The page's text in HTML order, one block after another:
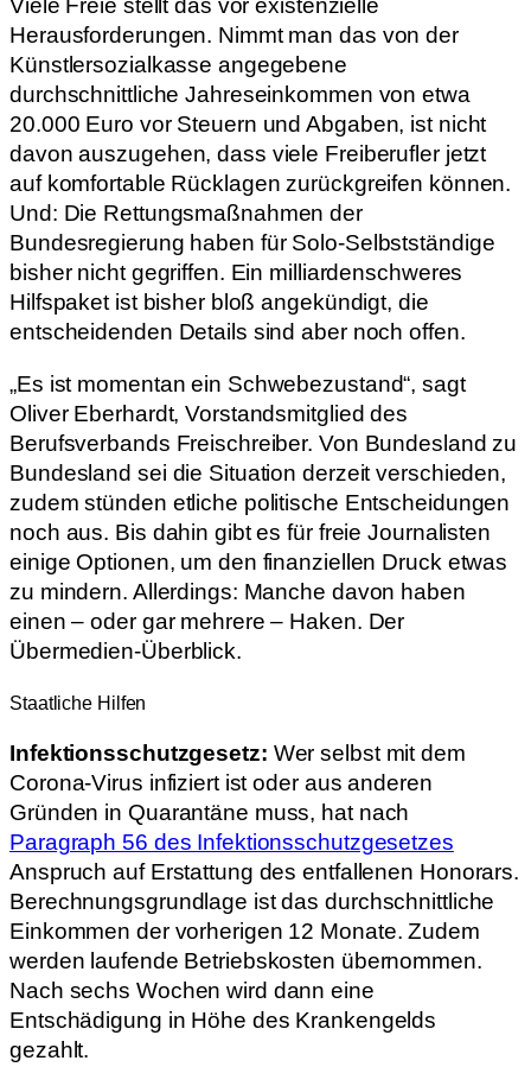
Viele Freie stellt das vor existenzielle
Herausforderungen. Nimmt man das von der
Künstlersozialkasse angegebene
durchschnittliche Jahreseinkommen von etwa
20.000 Euro vor Steuern und Abgaben, ist nicht
davon auszugehen, dass viele Freiberufler jetzt
auf komfortable Rücklagen zurückgreifen können.
Und: Die Rettungsmaßnahmen der
Bundesregierung haben für Solo-Selbstständige
bisher nicht gegriffen. Ein milliardenschweres
Hilfspaket ist bisher bloß angekündigt, die
entscheidenden Details sind aber noch offen.
„Es ist momentan ein Schwebezustand“, sagt
Oliver Eberhardt, Vorstandsmitglied des
Berufsverbands Freischreiber. Von Bundesland zu
Bundesland sei die Situation derzeit verschieden,
zudem stünden etliche politische Entscheidungen
noch aus. Bis dahin gibt es für freie Journalisten
einige Optionen, um den finanziellen Druck etwas
zu mindern. Allerdings: Manche davon haben
einen – oder gar mehrere – Haken. Der
Übermedien-Überblick.
Staatliche Hilfen
Infektionsschutzgesetz: Wer selbst mit dem
Corona-Virus infiziert ist oder aus anderen
Gründen in Quarantäne muss, hat nach
Paragraph 56 des Infektionsschutzgesetzes
Anspruch auf Erstattung des entfallenen Honorars.
Berechnungsgrundlage ist das durchschnittliche
Einkommen der vorherigen 12 Monate. Zudem
werden laufende Betriebskosten übernommen.
Nach sechs Wochen wird dann eine
Entschädigung in Höhe des Krankengelds
gezahlt.